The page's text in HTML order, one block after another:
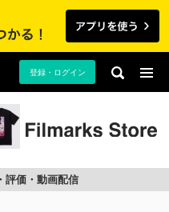
登録・ログイン
評価・動画配信